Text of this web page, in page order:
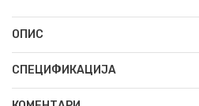
ОПИС
СПЕЦИФИКАЦИЈА